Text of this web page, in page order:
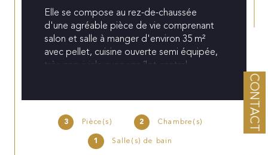
CONTACT
3 Pièce(s) 2
Chambre(s)
1
Salle(s) de bain
Elle se compose au rez-de-chaussée
d'une agréable pièce de vie comprenant
salon et salle à manger d'environ 35 m²
avec pellet, cuisine ouverte semi équipée,
très conviviale avec son îlot central.
Un couloir donne accès au toilette
comprenant douche et baignoire. Grande
véranda et buanderie.